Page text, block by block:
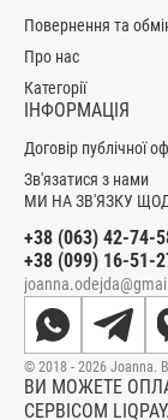
МИ НА ЗВ'ЯЗКУ
+38 (063) 42-74-
+38 (099) 16-51-
Повернення та
Про нас
Категорії
ІНФОРМАЦІЯ
Договір публічної
Зв'язатися з нами
ВИ МОЖЕТЕ
СЕРВІСОМ LIQPAY.
© 2018 - 2026 Joanna.